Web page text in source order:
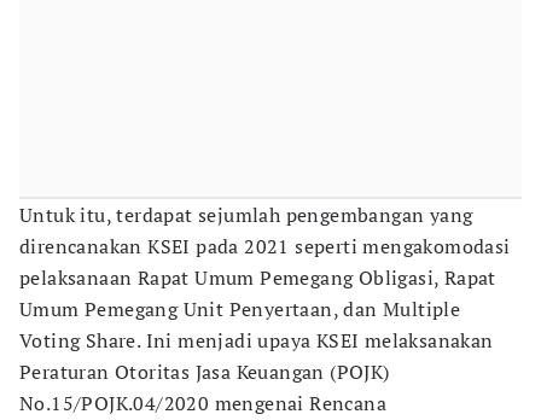
Untuk itu, terdapat sejumlah pengembangan yang
direncanakan KSEI pada 2021 seperti mengakomodasi
pelaksanaan Rapat Umum Pemegang Obligasi, Rapat
Umum Pemegang Unit Penyertaan, dan Multiple
Voting Share. Ini menjadi upaya KSEI melaksanakan
Peraturan Otoritas Jasa Keuangan (POJK)
No.15/POJK.04/2020 mengenai Rencana